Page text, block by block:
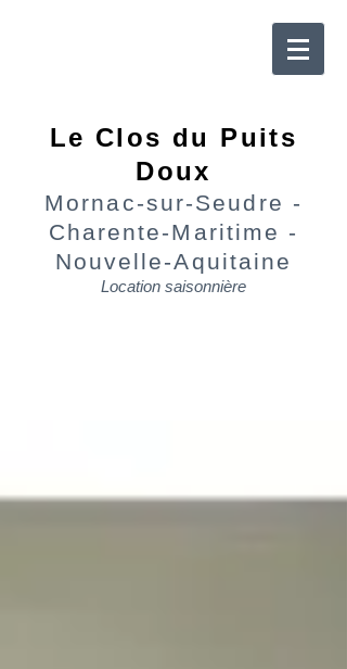
Le Clos du Puits
Doux
Mornac-sur-Seudre -
Charente-Maritime -
Nouvelle-Aquitaine
Location saisonnière